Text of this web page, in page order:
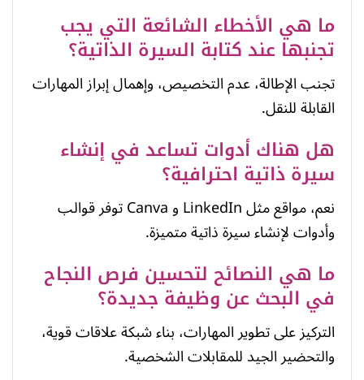
ما هي الأخطاء الشائعة التي يجب
تجنبها عند كتابة السيرة الذاتية؟
تجنب الإطالة، عدم التخصيص، وإهمال إبراز المهارات
القابلة للنقل.
هل هناك أدوات تساعد في إنشاء
سيرة ذاتية احترافية؟
نعم، مواقع مثل LinkedIn و Canva توفر قوالب
وأدوات لإنشاء سيرة ذاتية متميزة.
ما هي النصائح لتحسين فرص النجاح
في البحث عن وظيفة جديدة؟
التركيز على تطوير المهارات، بناء شبكة علاقات قوية،
والتحضير الجيد للمقابلات الشخصية.